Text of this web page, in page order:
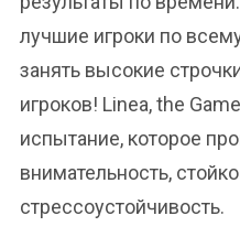
лучшие игроки по
занять высокие
игроков! Linea, the
испытание, которое
внимательность,
стрессоустойчивость.